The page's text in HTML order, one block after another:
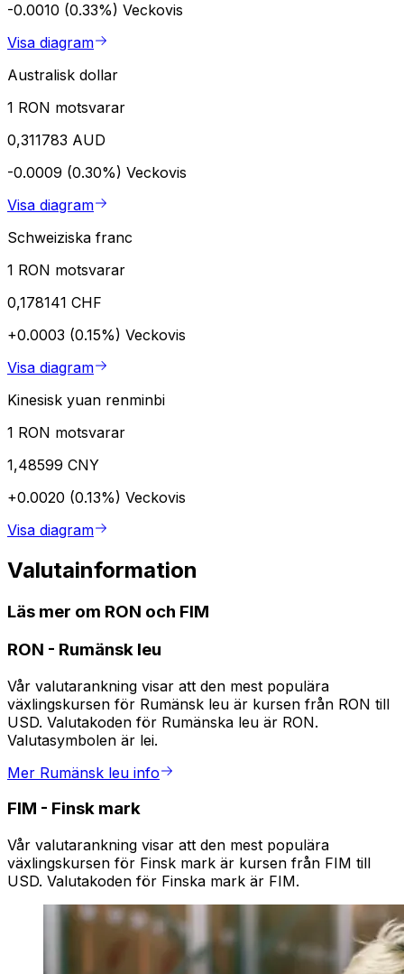
-0.0010 (0.33%) Veckovis
Visa diagram
Australisk dollar
1 RON motsvarar
0,311783 AUD
-0.0009 (0.30%) Veckovis
Visa diagram
Schweiziska franc
1 RON motsvarar
0,178141 CHF
+0.0003 (0.15%) Veckovis
Visa diagram
Kinesisk yuan renminbi
1 RON motsvarar
1,48599 CNY
+0.0020 (0.13%) Veckovis
Visa diagram
Valutainformation
Läs mer om RON och FIM
RON - Rumänsk leu
Vår valutarankning visar att den mest populära
växlingskursen för Rumänsk leu är kursen från RON till
USD. Valutakoden för Rumänska leu är RON.
Valutasymbolen är lei.
Mer Rumänsk leu info
FIM - Finsk mark
Vår valutarankning visar att den mest populära
växlingskursen för Finsk mark är kursen från FIM till
USD. Valutakoden för Finska mark är FIM.